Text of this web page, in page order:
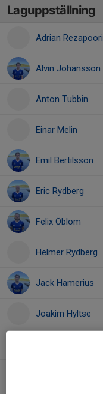
Laguppställning
Adrian Rezapoori
Alvin Johansson
Anton Tubbin
Einar Melin
Emil Bertilsson
Eric Rydberg
Felix Öblom
Helmer Rydberg
Jack Hamerius
Joakim Hyltse